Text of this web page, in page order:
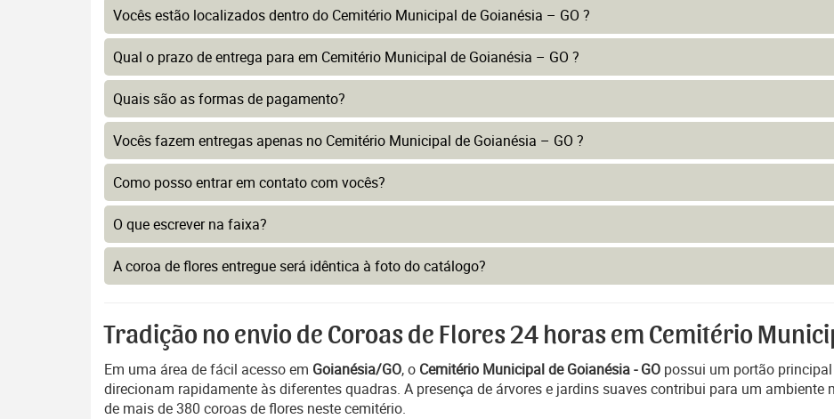
Vocês estão localizados dentro do Cemitério Municipal de Goianésia – GO ?
Qual o prazo de entrega para em Cemitério Municipal de Goianésia – GO ?
Quais são as formas de pagamento?
Vocês fazem entregas apenas no Cemitério Municipal de Goianésia – GO ?
Como posso entrar em contato com vocês?
O que escrever na faixa?
A coroa de flores entregue será idêntica à foto do catálogo?
Tradição no envio de Coroas de Flores 24 horas em Cemitério
Em uma área de fácil acesso em Goianésia/GO, o Cemitério Municipal de Goianésia - GO possui um portão
direcionam rapidamente às diferentes quadras. A presença de árvores e jardins suaves contribui para um
de mais de 380 coroas de flores neste cemitério.